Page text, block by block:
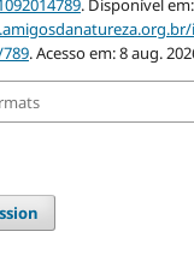
. Disponível em:
. Acesso em: 8 aug.